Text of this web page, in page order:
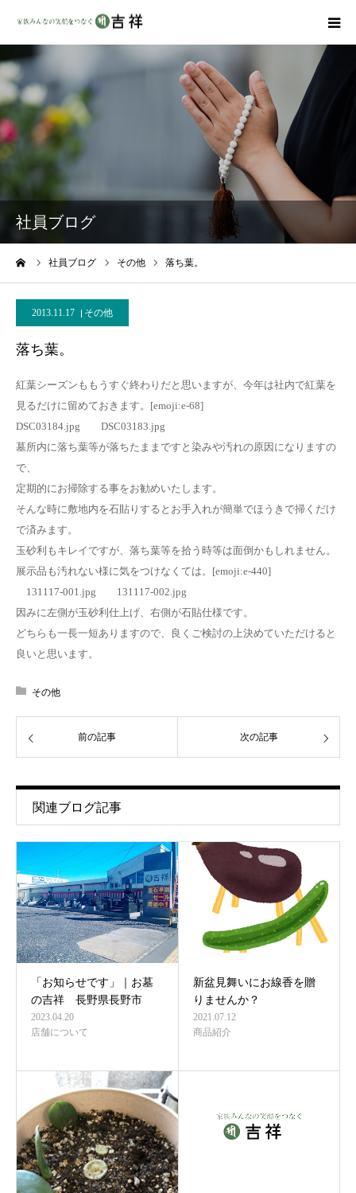
社員ブログ
社員ブログ その他 落ち葉。
2013.11.17 その他
落ち葉。
紅葉シーズンももうすぐ終わりだと思いますが、今年は社内で紅葉を
見るだけに留めておきます。[emoji:e-68]
DSC03184.jpg DSC03183.jpg
墓所内に落ち葉等が落ちたままですと染みや汚れの原因になりますの
で、
定期的にお掃除する事をお勧めいたします。
そんな時に敷地内を石貼りするとお手入れが簡単でほうきで掃くだけ
で済みます。
玉砂利もキレイですが、落ち葉等を拾う時等は面倒かもしれません。
展示品も汚れない様に気をつけなくては。[emoji:e-440]
131117-001.jpg 131117-002.jpg
因みに左側が玉砂利仕上げ、右側が石貼仕様です。
どちらも一長一短ありますので、良くご検討の上決めていただけると
良いと思います。
その他
前の記事 次の記事
関連ブログ記事
「お知らせです」｜お墓
の吉祥 長野県長野市
2023.04.20
店舗について
新盆見舞いにお線香を贈
りませんか？
2021.07.12
商品紹介
商品ラインナップ
墓地・霊園を探す
吉祥の特徴